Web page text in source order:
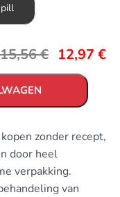
15,56€ 12,97 €
zonder recept,
door heel
verpakking.
van